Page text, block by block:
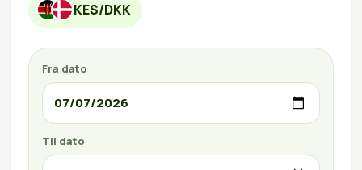
KES/DKK
Fra dato
Til dato